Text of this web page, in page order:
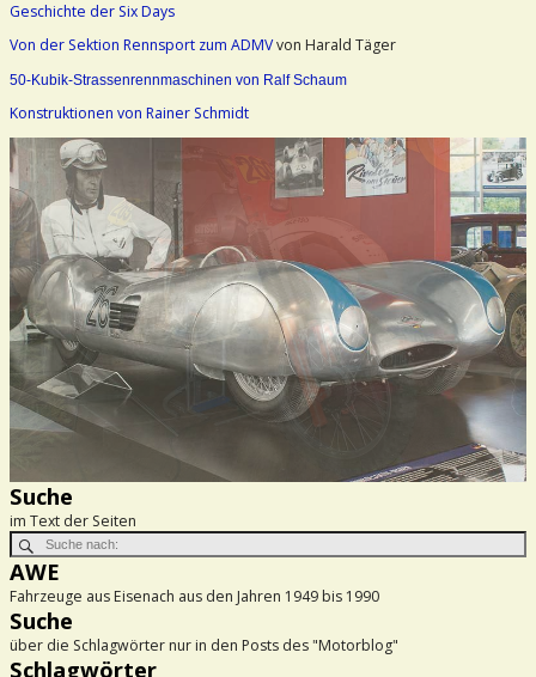
Geschichte der Six Days
Von der Sektion Rennsport zum ADMVvon Harald Täger
50-Kubik-Strassenrennmaschinen von Ralf Schaum
Konstruktionen von Rainer Schmidt
Suche
im Text der Seiten
AWE
Fahrzeuge aus Eisenach aus den Jahren 1949 bis 1990
Suche
über die Schlagwörter nur in den Posts des "Motorblog"
Schlagwörter